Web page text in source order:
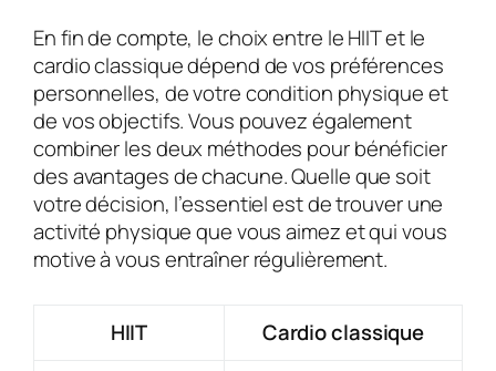
En fin de compte, le choix entre le HIIT et le
cardio classique dépend de vos préférences
personnelles, de votre condition physique et
de vos objectifs. Vous pouvez également
combiner les deux méthodes pour bénéficier
des avantages de chacune. Quelle que soit
votre décision, l’essentiel est de trouver une
activité physique que vous aimez et qui vous
motive à vous entraîner régulièrement.
HIIT
Cardio classique